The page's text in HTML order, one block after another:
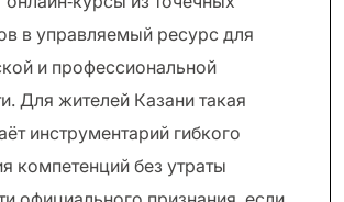
в управляемый ресурс для
и профессиональной
Для жителей Казани такая
инструментарий гибкого
компетенций без утраты